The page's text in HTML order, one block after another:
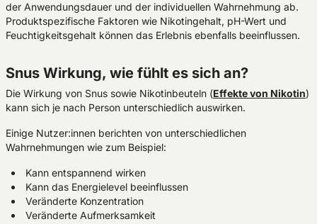
der Anwendungsdauer und der individuellen Wahrnehmung ab.
Produktspezifische Faktoren wie Nikotingehalt, pH-Wert und
Feuchtigkeitsgehalt können das Erlebnis ebenfalls beeinflussen.
Snus Wirkung, wie fühlt es sich an?
Die Wirkung von Snus sowie Nikotinbeuteln (Effekte von Nikotin)
kann sich je nach Person unterschiedlich auswirken.
Einige Nutzer:innen berichten von unterschiedlichen
Wahrnehmungen wie zum Beispiel:
Kann entspannend wirken
Kann das Energielevel beeinflussen
Veränderte Konzentration
Veränderte Aufmerksamkeit